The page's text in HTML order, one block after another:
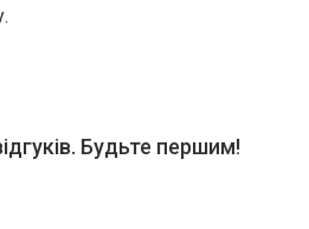
Будьте першим!